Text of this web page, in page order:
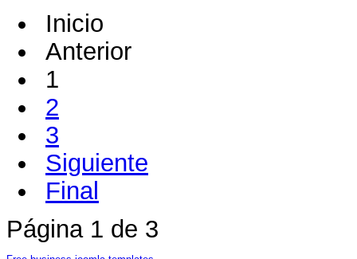
Inicio
Anterior
1
2
3
Siguiente
Final
Página 1 de 3